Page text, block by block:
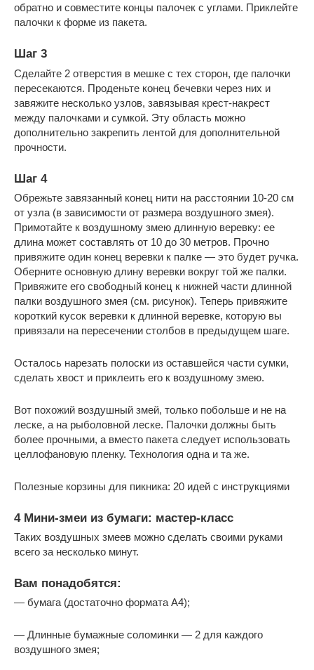
обратно и совместите концы палочек с углами. Приклейте
палочки к форме из пакета.
Шаг 3
Сделайте 2 отверстия в мешке с тех сторон, где палочки
пересекаются. Проденьте конец бечевки через них и
завяжите несколько узлов, завязывая крест-накрест
между палочками и сумкой. Эту область можно
дополнительно закрепить лентой для дополнительной
прочности.
Шаг 4
Обрежьте завязанный конец нити на расстоянии 10-20 см
от узла (в зависимости от размера воздушного змея).
Примотайте к воздушному змею длинную веревку: ее
длина может составлять от 10 до 30 метров. Прочно
привяжите один конец веревки к палке — это будет ручка.
Оберните основную длину веревки вокруг той же палки.
Привяжите его свободный конец к нижней части длинной
палки воздушного змея (см. рисунок). Теперь привяжите
короткий кусок веревки к длинной веревке, которую вы
привязали на пересечении столбов в предыдущем шаге.
Осталось нарезать полоски из оставшейся части сумки,
сделать хвост и приклеить его к воздушному змею.
Вот похожий воздушный змей, только побольше и не на
леске, а на рыболовной леске. Палочки должны быть
более прочными, а вместо пакета следует использовать
целлофановую пленку. Технология одна и та же.
Полезные корзины для пикника: 20 идей с инструкциями
4 Мини-змеи из бумаги: мастер-класс
Таких воздушных змеев можно сделать своими руками
всего за несколько минут.
Вам понадобятся:
— бумага (достаточно формата A4);
— Длинные бумажные соломинки — 2 для каждого
воздушного змея;